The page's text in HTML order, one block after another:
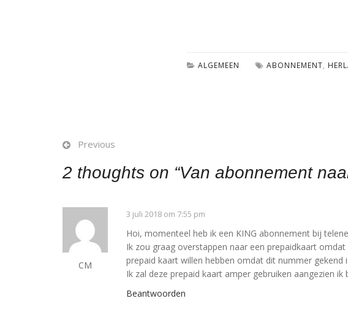
ALGEMEEN ABONNEMENT,
Previous
2 thoughts on “Van abonnement
CM
3 juli 2018 om 7:55 pm
Hoi, momenteel heb ik een KING abonnement bij
Ik zou graag overstappen naar een prepaidkaart
prepaid kaart willen hebben omdat dit nummer
Ik zal deze prepaid kaart amper gebruiken aangezien ik
Beantwoorden